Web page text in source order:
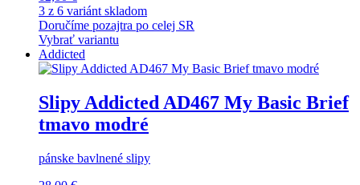
3 z 6 variánt skladom
Doručíme pozajtra po celej SR
Vybrať variantu
Addicted
Slipy Addicted AD467 My Basic Brief
tmavo modré
pánske bavlnené slipy